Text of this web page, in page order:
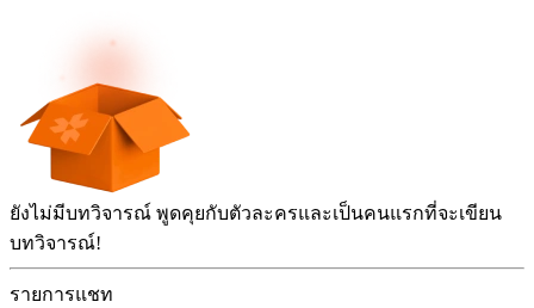
ยังไม่มีบทวิจารณ์ พูดคุยกับตัวละครและเป็นคนแรกที่จะเขียน
บทวิจารณ์!
รายการแชท